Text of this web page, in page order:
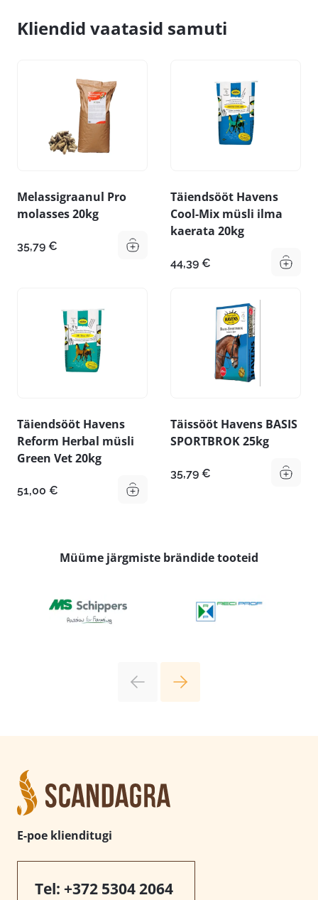
Kliendid vaatasid samuti
Melassigraanul Pro
molasses 20kg
35,79 €
Täiendsööt Havens
Cool-Mix müsli ilma
kaerata 20kg
44,39 €
Täiendsööt Havens
Reform Herbal müsli
Green Vet 20kg
51,00 €
Täissööt Havens BASIS
SPORTBROK 25kg
35,79 €
Müüme järgmiste brändide tooteid
E-poe klienditugi
Tel: +372 5304 2064